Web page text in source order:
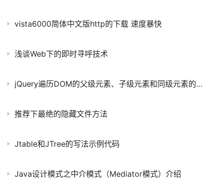
vista6000简体中文版http的下载 速度暴快
浅谈Web下的即时寻呼技术
jQuery遍历DOM的父级元素、子级元素和同级元素的方法总结
推荐下最绝的隐藏文件方法
Jtable和JTree的写法示例代码
Java设计模式之中介模式（Mediator模式）介绍